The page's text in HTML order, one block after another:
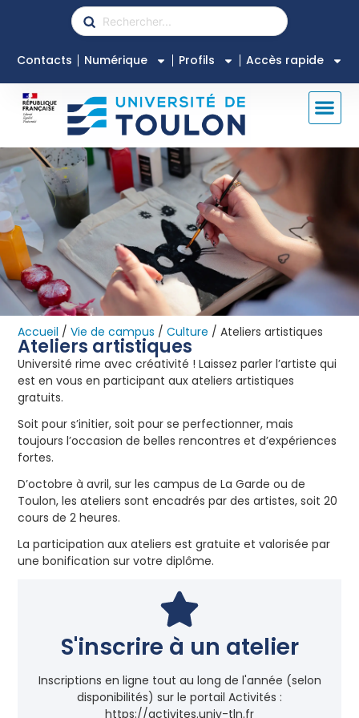
Contacts Numérique Profils Accès rapide
Accueil /Vie de campus /Culture /Ateliers artistiques
Ateliers artistiques
Université rime avec créativité ! Laissez parler l’artiste qui
est en vous en participant aux ateliers artistiques
gratuits.
Soit pour s’initier, soit pour se perfectionner, mais
toujours l’occasion de belles rencontres et d’expériences
fortes.
D’octobre à avril, sur les campus de La Garde ou de
Toulon, les ateliers sont encadrés par des artistes, soit 20
cours de 2 heures.
La participation aux ateliers est gratuite et valorisée par
une bonification sur votre diplôme.
S'inscrire à un atelier
Inscriptions en ligne tout au long de l'année (selon
disponibilités) sur le portail Activités :
https://activites.univ-tln.fr